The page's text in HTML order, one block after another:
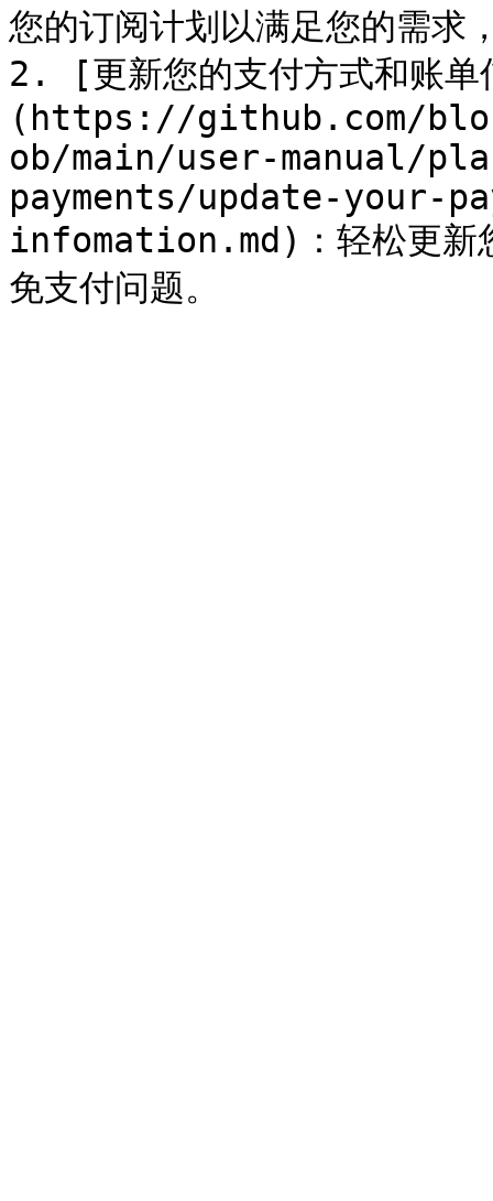
您的订阅计划以满足您的需求
2. [更新您的支付方式和账
(https://github.com/
ob/main/user-manual/
payments/update-your-
infomation.md)：轻松更新